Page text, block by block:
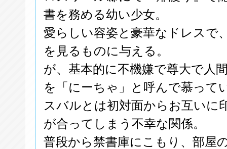
書を務める幼い少女。
愛らしい容姿と豪華なドレスで
を見るものに与える。
が、基本的に不機嫌で尊大で人
を「にーちゃ」と呼んで慕って
スバルとは初対面からお互いに
が合ってしまう不幸な関係。
普段から禁書庫にこもり、部屋